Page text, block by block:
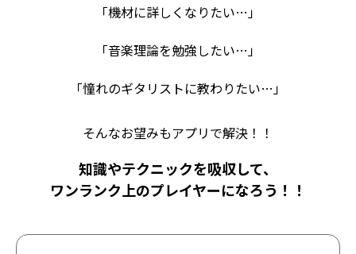
「機材に詳しくなりたい…」
「音楽理論を勉強したい…」
「憧れのギタリストに教わりたい…」
そんなお望みもアプリで解決！！
知識やテクニックを吸収して、
ワンランク上のプレイヤーになろう！！